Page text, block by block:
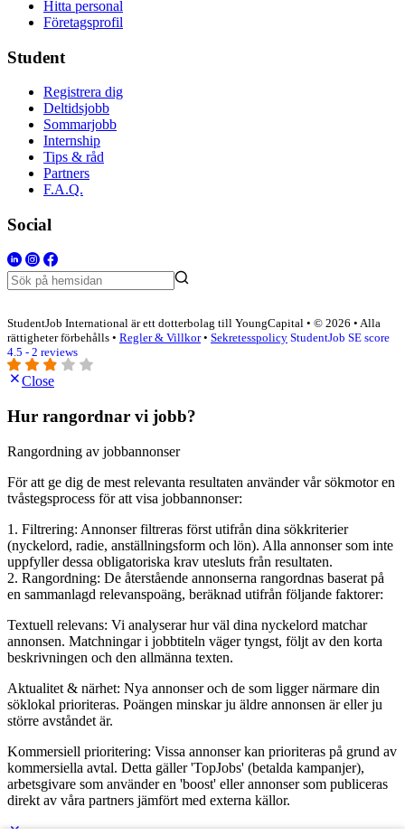
Hitta personal
Företagsprofil
Student
Registrera dig
Deltidsjobb
Sommarjobb
Internship
Tips & råd
Partners
F.A.Q.
Social
StudentJob International är ett dotterbolag till YoungCapital • © 2026 • Alla
rättigheter förbehålls • Regler & Villkor• Sekretesspolicy StudentJob SE score
4.5 - 2 reviews
Close
Hur rangordnar vi jobb?
Rangordning av jobbannonser
För att ge dig de mest relevanta resultaten använder vår sökmotor en
tvåstegsprocess för att visa jobbannonser:
1. Filtrering: Annonser filtreras först utifrån dina sökkriterier
(nyckelord, radie, anställningsform och lön). Alla annonser som inte
uppfyller dessa obligatoriska krav utesluts från resultaten.
2. Rangordning: De återstående annonserna rangordnas baserat på
en sammanlagd relevanspoäng, beräknad utifrån följande faktorer:
Textuell relevans: Vi analyserar hur väl dina nyckelord matchar
annonsen. Matchningar i jobbtiteln väger tyngst, följt av den korta
beskrivningen och den allmänna texten.
Aktualitet & närhet: Nya annonser och de som ligger närmare din
söklokal prioriteras. Poängen minskar ju äldre annonsen är eller ju
större avståndet är.
Kommersiell prioritering: Vissa annonser kan prioriteras på grund av
kommersiella avtal. Detta gäller 'TopJobs' (betalda kampanjer),
arbetsgivare som använder en 'boost' eller annonser som publiceras
direkt av våra partners jämfört med externa källor.